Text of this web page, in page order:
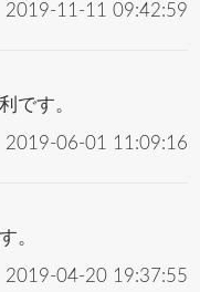
2019-11-11 09:42:59
です。
2019-06-01 11:09:16
。
2019-04-20 19:37:55